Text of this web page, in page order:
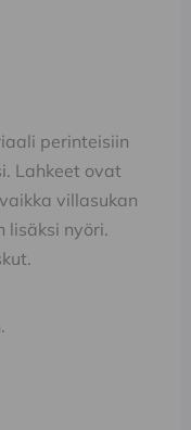
perinteisiin
Lahkeet ovat
villasukan
lisäksi nyöri.